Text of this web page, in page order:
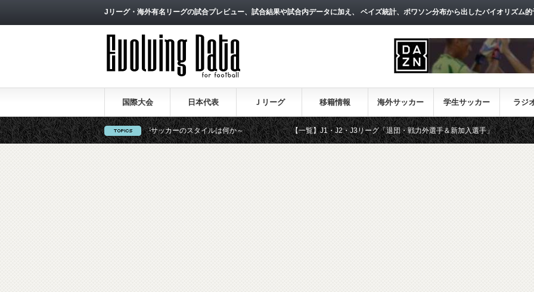
Jリーグ・海外有名リーグの試合プレビュー、試合結果や試合内データに加え、 ベイズ統計、ポワソン分布から出したバイオリズム
国際大会 日本代表 Ｊリーグ 移籍情報 海外サッカー 学生サッカー ラジ
戦術論（１）～西野朗新監督がサッカーのスタイルは何か～ 【一覧】J1・J2・J3リーグ「退団・戦力外選手＆新加入選手」 DAZN番組